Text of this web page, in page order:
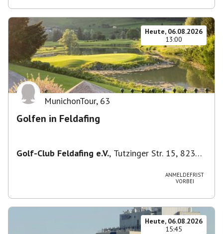
Heute, 06.08.2026
13:00
MunichonTour, 63
Golfen in Feldafing
Golf-Club Feldafing e.V., Tutzinger Str. 15, 82340
ANMELDEFRIST
VORBEI
Heute, 06.08.2026
15:45